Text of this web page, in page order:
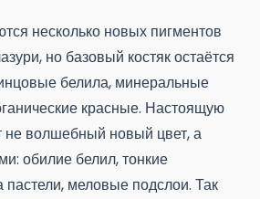
несколько новых пигментов
но базовый костяк остаётся
белила, минеральные
красные. Настоящую
не волшебный новый цвет, а
обилие белил, тонкие
пастели, меловые подслои. Так